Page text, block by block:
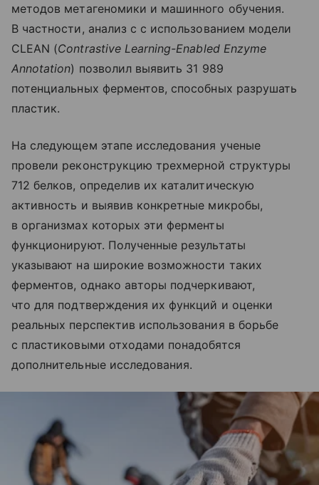
методов метагеномики и машинного обучения.
В частности, анализ с с использованием модели
CLEAN (Contrastive Learning-Enabled Enzyme
Annotation) позволил выявить 31 989
потенциальных ферментов, способных разрушать
пластик.
На следующем этапе исследования ученые
провели реконструкцию трехмерной структуры
712 белков, определив их каталитическую
активность и выявив конкретные микробы,
в организмах которых эти ферменты
функционируют. Полученные результаты
указывают на широкие возможности таких
ферментов, однако авторы подчеркивают,
что для подтверждения их функций и оценки
реальных перспектив использования в борьбе
с пластиковыми отходами понадобятся
дополнительные исследования.